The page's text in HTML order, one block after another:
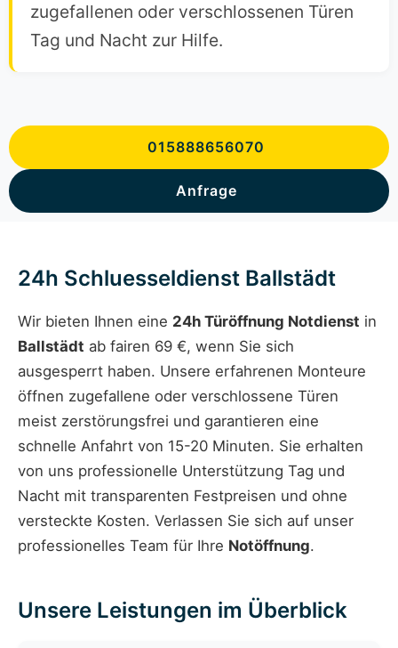
zugefallenen oder verschlossenen Türen
Tag und Nacht zur Hilfe.
015888656070
Anfrage
24h Schluesseldienst Ballstädt
Wir bieten Ihnen eine 24h Türöffnung Notdienst in
Ballstädt ab fairen 69 €, wenn Sie sich
ausgesperrt haben. Unsere erfahrenen Monteure
öffnen zugefallene oder verschlossene Türen
meist zerstörungsfrei und garantieren eine
schnelle Anfahrt von 15-20 Minuten. Sie erhalten
von uns professionelle Unterstützung Tag und
Nacht mit transparenten Festpreisen und ohne
versteckte Kosten. Verlassen Sie sich auf unser
professionelles Team für Ihre Notöffnung.
Unsere Leistungen im Überblick